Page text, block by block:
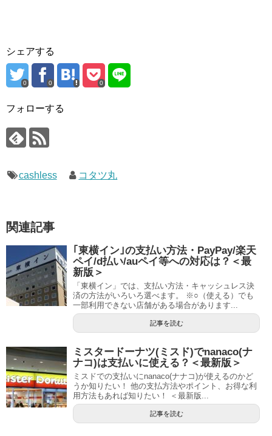
シェアする
0 0 0
フォローする
cashless コタツ丸
関連記事
｢東横イン｣の支払い方法・PayPay/楽天
ペイ/d払い/auペイ等への対応は？＜最
新版＞
「東横イン」では、支払い方法・キャッシュレス決
済の方法がいろいろ選べます。 ※○（使える）でも
一部利用できない店舗がある場合があります...
記事を読む
ミスタードーナツ(ミスド)でnanaco(ナ
ナコ)は支払いに使える？＜最新版＞
ミスドでの支払いにnanaco(ナナコ)が使えるのかど
うか知りたい！ 他の支払方法やポイント、お得な利
用方法もあれば知りたい！ ＜最新版...
記事を読む